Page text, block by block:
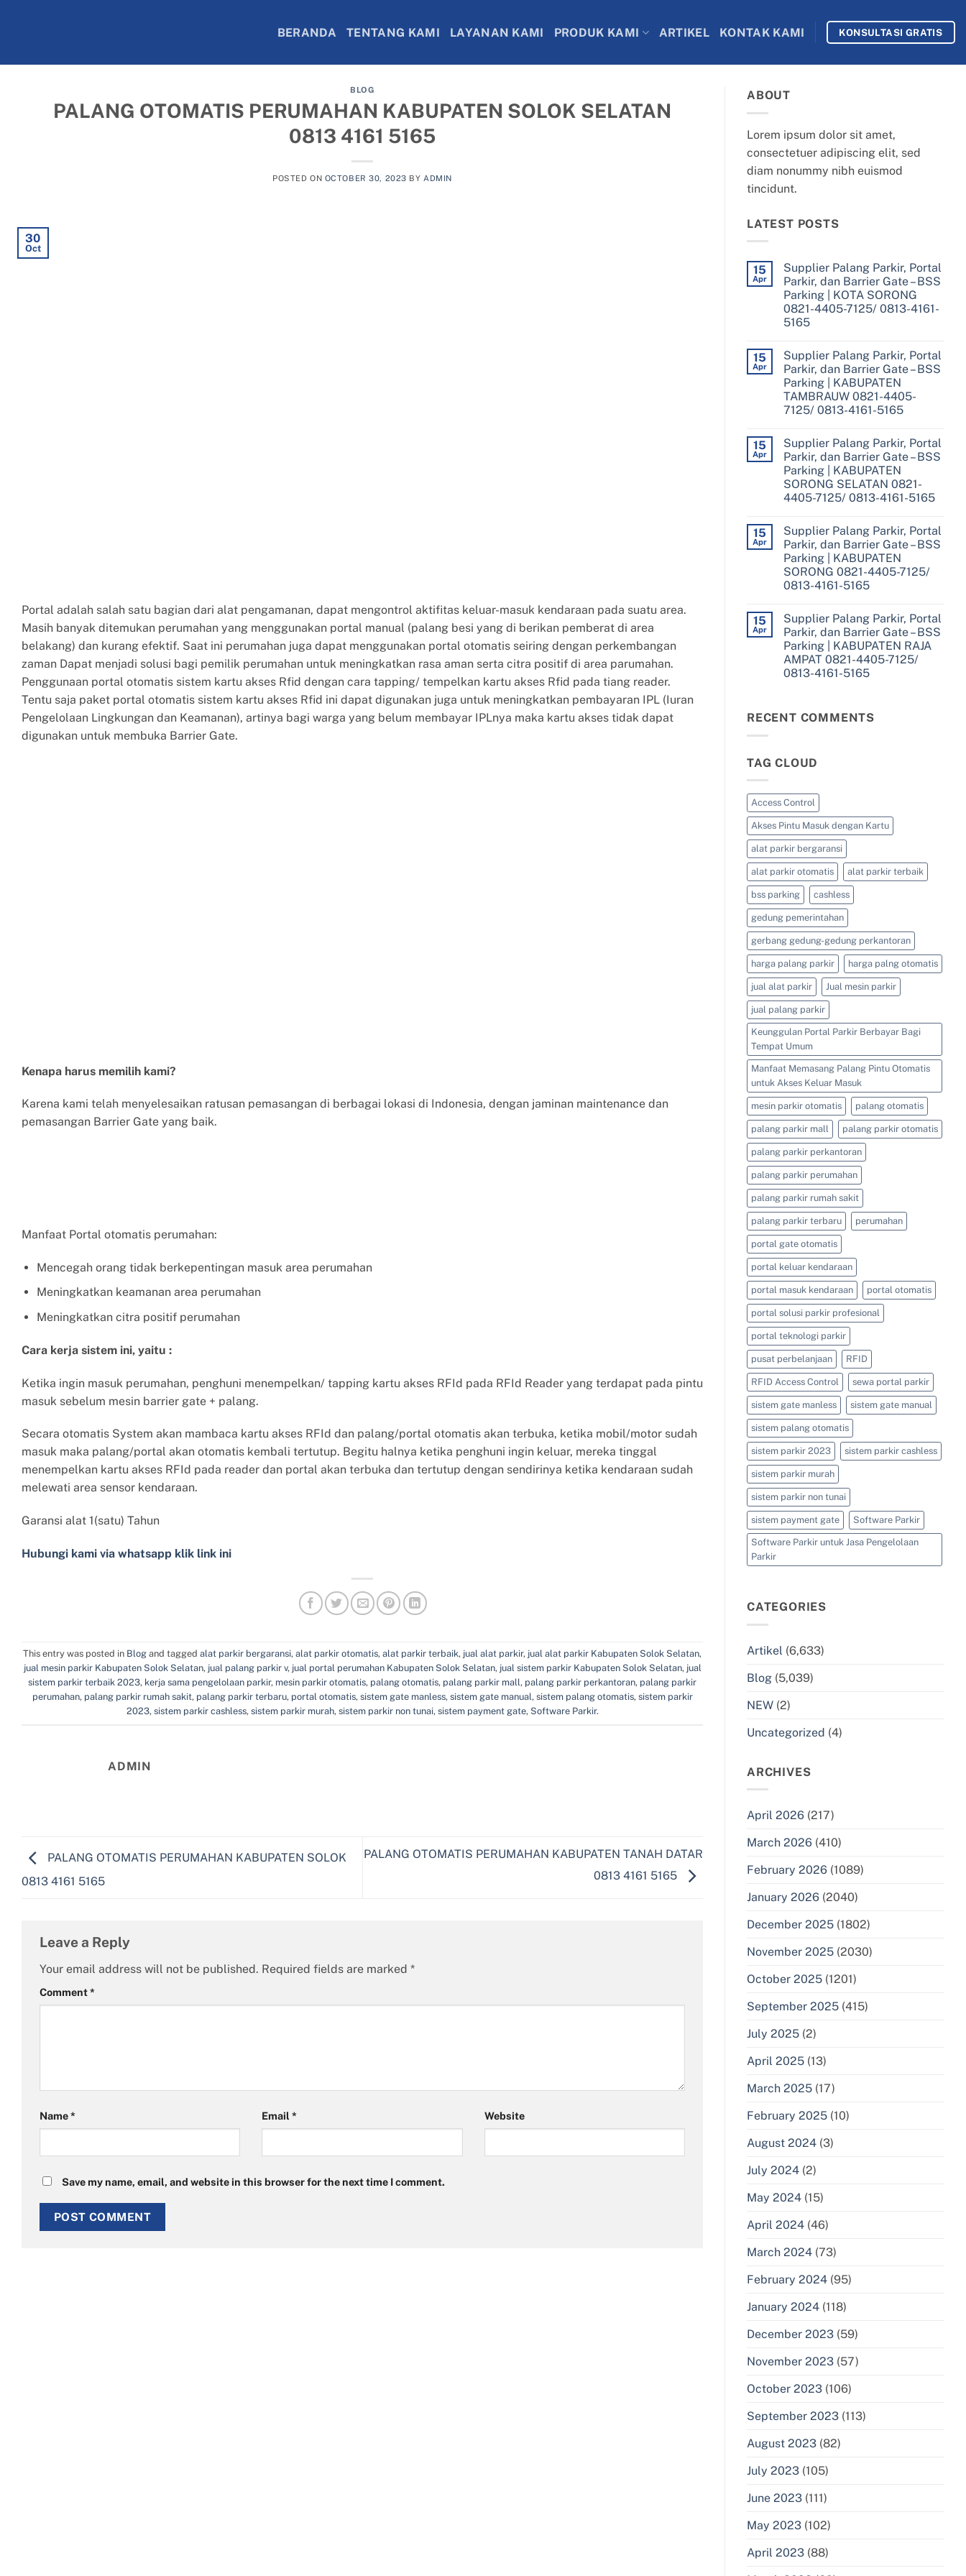
BERANDA TENTANG KAMI LAYANAN KAMI PRODUK KAMI ARTIKEL KONTAK KAMI KONSULTASI GRATIS
BLOG
PALANG OTOMATIS PERUMAHAN KABUPATEN SOLOK SELATAN
0813 4161 5165
POSTED ON OCTOBER 30, 2023 BY ADMIN
30
Oct
Portal adalah salah satu bagian dari alat pengamanan, dapat mengontrol aktifitas keluar-masuk kendaraan pada suatu area.
Masih banyak ditemukan perumahan yang menggunakan portal manual (palang besi yang di berikan pemberat di area
belakang) dan kurang efektif. Saat ini perumahan juga dapat menggunakan portal otomatis seiring dengan perkembangan
zaman Dapat menjadi solusi bagi pemilik perumahan untuk meningkatkan rasa aman serta citra positif di area parumahan.
Penggunaan portal otomatis sistem kartu akses Rfid dengan cara tapping/ tempelkan kartu akses Rfid pada tiang reader.
Tentu saja paket portal otomatis sistem kartu akses Rfid ini dapat digunakan juga untuk meningkatkan pembayaran IPL (Iuran
Pengelolaan Lingkungan dan Keamanan), artinya bagi warga yang belum membayar IPLnya maka kartu akses tidak dapat
digunakan untuk membuka Barrier Gate.
Kenapa harus memilih kami?
Karena kami telah menyelesaikan ratusan pemasangan di berbagai lokasi di Indonesia, dengan jaminan maintenance dan
pemasangan Barrier Gate yang baik.
Manfaat Portal otomatis perumahan:
Mencegah orang tidak berkepentingan masuk area perumahan
Meningkatkan keamanan area perumahan
Meningkatkan citra positif perumahan
Cara kerja sistem ini, yaitu :
Ketika ingin masuk perumahan, penghuni menempelkan/ tapping kartu akses RFId pada RFId Reader yang terdapat pada pintu
masuk sebelum mesin barrier gate + palang.
Secara otomatis System akan mambaca kartu akses RFId dan palang/portal otomatis akan terbuka, ketika mobil/motor sudah
masuk maka palang/portal akan otomatis kembali tertutup. Begitu halnya ketika penghuni ingin keluar, mereka tinggal
menempelkan kartu akses RFId pada reader dan portal akan terbuka dan tertutup dengan sendirinya ketika kendaraan sudah
melewati area sensor kendaraan.
Garansi alat 1(satu) Tahun
Hubungi kami via whatsapp klik link ini
This entry was posted in Blog and tagged alat parkir bergaransi, alat parkir otomatis, alat parkir terbaik, jual alat parkir, jual alat parkir Kabupaten Solok Selatan,
jual mesin parkir Kabupaten Solok Selatan, jual palang parkir v, jual portal perumahan Kabupaten Solok Selatan, jual sistem parkir Kabupaten Solok Selatan, jual
sistem parkir terbaik 2023, kerja sama pengelolaan parkir, mesin parkir otomatis, palang otomatis, palang parkir mall, palang parkir perkantoran, palang parkir
perumahan, palang parkir rumah sakit, palang parkir terbaru, portal otomatis, sistem gate manless, sistem gate manual, sistem palang otomatis, sistem parkir
2023, sistem parkir cashless, sistem parkir murah, sistem parkir non tunai, sistem payment gate, Software Parkir.
ADMIN
PALANG OTOMATIS PERUMAHAN KABUPATEN SOLOK
0813 4161 5165
PALANG OTOMATIS PERUMAHAN KABUPATEN TANAH DATAR
0813 4161 5165
Leave a Reply
Your email address will not be published. Required fields are marked *
Comment*
Name* Email* Website
Save my name, email, and website in this browser for the next time I comment.
ABOUT
Lorem ipsum dolor sit amet,
consectetuer adipiscing elit, sed
diam nonummy nibh euismod
tincidunt.
LATEST POSTS
15
Apr
Supplier Palang Parkir, Portal
Parkir, dan Barrier Gate – BSS
Parking | KOTA SORONG
0821-4405-7125/ 0813-4161-
5165
on
Supplier
Palang
Parkir,
Portal
Parkir,
dan
–
BSS
Parking
KOTA
SORONG
0821-
4405-
4161-
5165
15
Apr
Supplier Palang Parkir, Portal
Parkir, dan Barrier Gate – BSS
Parking | KABUPATEN
TAMBRAUW 0821-4405-
7125/ 0813-4161-5165
on
Supplier
Palang
Parkir,
Portal
Parkir,
dan
–
BSS
Parking
KABUPATEN
TAMBRAUW
0821-
4405-
4161-
5165
15
Apr
Supplier Palang Parkir, Portal
Parkir, dan Barrier Gate – BSS
Parking | KABUPATEN
SORONG SELATAN 0821-
4405-7125/ 0813-4161-5165
on
Supplier
Palang
Parkir,
Portal
Parkir,
dan
–
BSS
Parking
KABUPATEN
SORONG
SELATAN
0821-
4161-
15
Apr
Supplier Palang Parkir, Portal
Parkir, dan Barrier Gate – BSS
Parking | KABUPATEN
SORONG 0821-4405-7125/
0813-4161-5165
on
Supplier
Palang
Parkir,
Portal
Parkir,
dan
BSS
Parking
0821-
4405-
4161-
5165
15
Apr
Supplier Palang Parkir, Portal
Parkir, dan Barrier Gate – BSS
Parking | KABUPATEN RAJA
AMPAT 0821-4405-7125/
0813-4161-5165
Supplier
Palang
dan
BSS
Parking
|
KABUPATEN
RAJA
AMPAT
0821-
4405-
7125/
0813-
4161-
5165
RECENT COMMENTS
TAG CLOUD
Access Control
Akses Pintu Masuk dengan Kartu
alat parkir bergaransi
alat parkir otomatis alat parkir terbaik
bss parking cashless
gedung pemerintahan
gerbang gedung-gedung perkantoran
harga palang parkir harga palng otomatis
jual alat parkir Jual mesin parkir
jual palang parkir
Keunggulan Portal Parkir Berbayar Bagi
Tempat Umum
Manfaat Memasang Palang Pintu Otomatis
untuk Akses Keluar Masuk
mesin parkir otomatis palang otomatis
palang parkir mall palang parkir otomatis
palang parkir perkantoran
palang parkir perumahan
palang parkir rumah sakit
palang parkir terbaru perumahan
portal gate otomatis
portal keluar kendaraan
portal masuk kendaraan portal otomatis
portal solusi parkir profesional
portal teknologi parkir
pusat perbelanjaan RFID
RFID Access Control sewa portal parkir
sistem gate manless sistem gate manual
sistem palang otomatis
sistem parkir 2023 sistem parkir cashless
sistem parkir murah
sistem parkir non tunai
sistem payment gate Software Parkir
Software Parkir untuk Jasa Pengelolaan
Parkir
CATEGORIES
Artikel (6,633)
Blog (5,039)
NEW (2)
Uncategorized (4)
ARCHIVES
April 2026 (217)
March 2026 (410)
February 2026 (1089)
January 2026 (2040)
December 2025 (1802)
November 2025 (2030)
October 2025 (1201)
September 2025 (415)
July 2025 (2)
April 2025 (13)
March 2025 (17)
February 2025 (10)
August 2024 (3)
July 2024 (2)
May 2024 (15)
April 2024 (46)
March 2024 (73)
February 2024 (95)
January 2024 (118)
December 2023 (59)
November 2023 (57)
October 2023 (106)
September 2023 (113)
August 2023 (82)
July 2023 (105)
June 2023 (111)
May 2023 (102)
April 2023 (88)